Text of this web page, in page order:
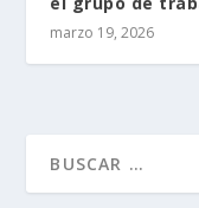
marzo 19, 2026